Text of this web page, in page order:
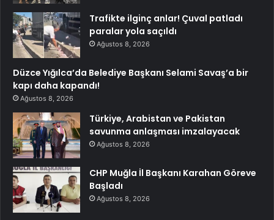
Trafikte ilginç anlar! Çuval patladı
paralar yola saçıldı
Ağustos 8, 2026
Düzce Yığılca’da Belediye Başkanı Selami Savaş’a bir
kapı daha kapandı!
Ağustos 8, 2026
Türkiye, Arabistan ve Pakistan
savunma anlaşması imzalayacak
Ağustos 8, 2026
CHP Muğla İl Başkanı Karahan Göreve
Başladı
Ağustos 8, 2026